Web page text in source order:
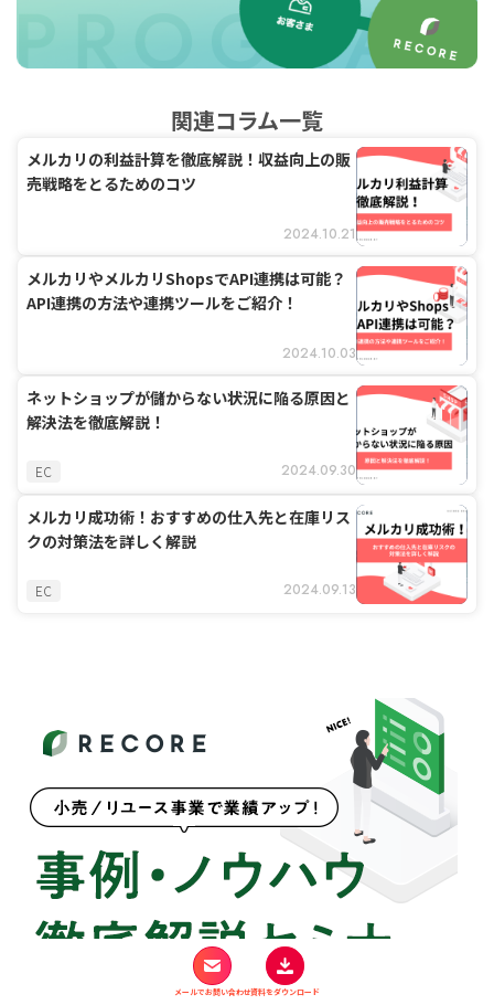
関連コラム一覧
メルカリの利益計算を徹底解説！収益向上の販
売戦略をとるためのコツ
2024.10.21
メルカリやメルカリShopsでAPI連携は可能？
API連携の方法や連携ツールをご紹介！
2024.10.03
ネットショップが儲からない状況に陥る原因と
解決法を徹底解説！
EC 2024.09.30
メルカリ成功術！おすすめの仕入先と在庫リス
クの対策法を詳しく解説
EC 2024.09.13
メールでお問い合わせ資料をダウンロード